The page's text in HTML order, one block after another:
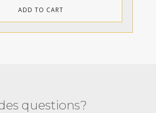
ADD TO CART
questions?